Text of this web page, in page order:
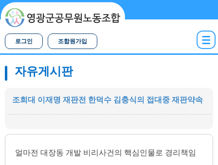
로그인 조합원가입
자유게시판
조희대 이재명 재판전 한덕수 김충식의 접대중 재판약속
얼마전 대장동 개발 비리사건의 핵심인물로 경리책임